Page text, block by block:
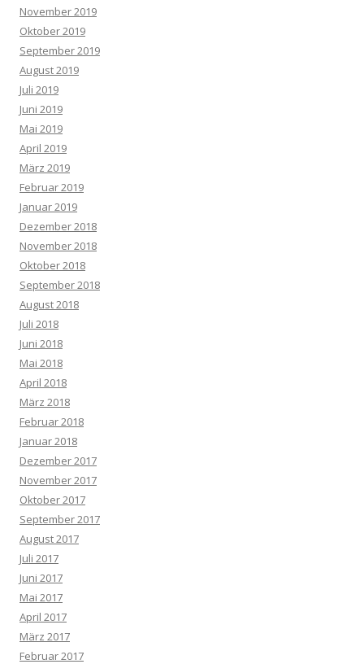
November 2019
Oktober 2019
September 2019
August 2019
Juli 2019
Juni 2019
Mai 2019
April 2019
März 2019
Februar 2019
Januar 2019
Dezember 2018
November 2018
Oktober 2018
September 2018
August 2018
Juli 2018
Juni 2018
Mai 2018
April 2018
März 2018
Februar 2018
Januar 2018
Dezember 2017
November 2017
Oktober 2017
September 2017
August 2017
Juli 2017
Juni 2017
Mai 2017
April 2017
März 2017
Februar 2017